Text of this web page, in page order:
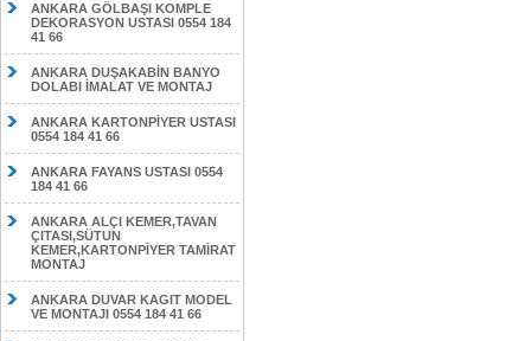
ANKARA GÖLBAŞI KOMPLE
DEKORASYON USTASI 0554 184
41 66
ANKARA DUŞAKABİN BANYO
DOLABI İMALAT VE MONTAJ
ANKARA KARTONPİYER USTASI
0554 184 41 66
ANKARA FAYANS USTASI 0554
184 41 66
ANKARA ALÇI KEMER,TAVAN
ÇITASI,SÜTUN
KEMER,KARTONPİYER TAMİRAT
MONTAJ
ANKARA DUVAR KAGIT MODEL
VE MONTAJI 0554 184 41 66